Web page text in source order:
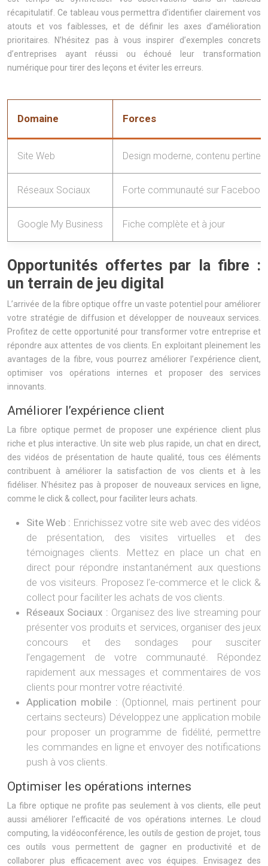
récapitulatif. Ce tableau vous permettra d’identifier clairement vos
atouts et vos faiblesses, et de définir les axes d’amélioration
prioritaires. N’hésitez pas à vous inspirer d’exemples concrets
d’entreprises ayant réussi ou échoué leur transformation
numérique pour tirer des leçons et éviter les erreurs.
Domaine Forces
Site Web Design moderne, contenu pertinent
Réseaux Sociaux Forte communauté sur Facebook
Google My Business Fiche complète et à jour
Opportunités offertes par la fibre :
un terrain de jeu digital
L’arrivée de la fibre optique offre un vaste potentiel pour améliorer
votre stratégie de diffusion et développer de nouveaux services.
Profitez de cette opportunité pour transformer votre entreprise et
répondre aux attentes de vos clients. En exploitant pleinement les
avantages de la fibre, vous pourrez améliorer l’expérience client,
optimiser vos opérations internes et proposer des services
innovants.
Améliorer l’expérience client
La fibre optique permet de proposer une expérience client plus
riche et plus interactive. Un site web plus rapide, un chat en direct,
des vidéos de présentation de haute qualité, tous ces éléments
contribuent à améliorer la satisfaction de vos clients et à les
fidéliser. N’hésitez pas à proposer de nouveaux services en ligne,
comme le click & collect, pour faciliter leurs achats.
Site Web : Enrichissez votre site web avec des vidéos
de présentation, des visites virtuelles et des
témoignages clients. Mettez en place un chat en
direct pour répondre instantanément aux questions
de vos visiteurs. Proposez l’e-commerce et le click &
collect pour faciliter les achats de vos clients.
Réseaux Sociaux : Organisez des live streaming pour
présenter vos produits et services, organiser des jeux
concours et des sondages pour susciter
l’engagement de votre communauté. Répondez
rapidement aux messages et commentaires de vos
clients pour montrer votre réactivité.
Application mobile : (Optionnel, mais pertinent pour
certains secteurs) Développez une application mobile
pour proposer un programme de fidélité, permettre
les commandes en ligne et envoyer des notifications
push à vos clients.
Optimiser les opérations internes
La fibre optique ne profite pas seulement à vos clients, elle peut
aussi améliorer l’efficacité de vos opérations internes. Le cloud
computing, la vidéoconférence, les outils de gestion de projet, tous
ces outils vous permettent de gagner en productivité et de
collaborer plus efficacement avec vos équipes. Envisagez des